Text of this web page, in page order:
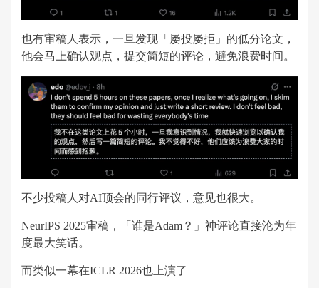
也有审稿人表示，一旦发现「屡投屡拒」的低分论文，
他会马上确认观点，提交简短的评论，避免浪费时间。
不少投稿人对AI顶会的同行评议，意见也很大。
NeurIPS 2025审稿，「谁是Adam？」神评论直接沦为年
度最大笑话。
而类似一幕在ICLR 2026也上演了——